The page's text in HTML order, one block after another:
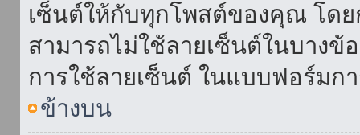
เซ็นต์ให้กับทุกโพสต์ของคุณ โด
สามารถไม่ใช้ลายเซ็นต์ในบางข้
การใช้ลายเซ็นต์ ในแบบฟอร์มก
ข้างบน